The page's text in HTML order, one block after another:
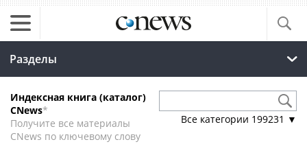
Разделы
Индексная книга (каталог)
CNews*
Получите все материалы
CNews по ключевому слову
Все категории 199231 ▼